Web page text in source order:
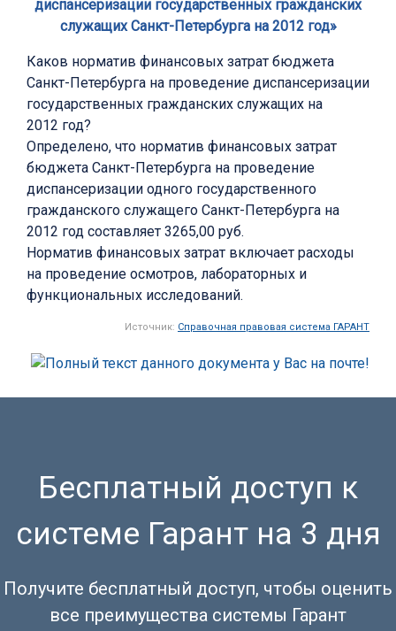
диспансеризации государственных гражданских
служащих Санкт-Петербурга на 2012 год»
Каков норматив финансовых затрат бюджета
Санкт-Петербурга на проведение диспансеризации
государственных гражданских служащих на
2012 год?
Определено, что норматив финансовых затрат
бюджета Санкт-Петербурга на проведение
диспансеризации одного государственного
гражданского служащего Санкт-Петербурга на
2012 год составляет 3265,00 руб.
Норматив финансовых затрат включает расходы
на проведение осмотров, лабораторных и
функциональных исследований.
Источник: Справочная правовая система ГАРАНТ
Бесплатный доступ к
системе Гарант на 3 дня
Получите бесплатный доступ, чтобы оценить
все преимущества системы Гарант